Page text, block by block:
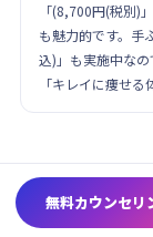
「(8,700円(税別)
も魅力的です。手
込)」も実施中な
「キレイに痩せ
無料カウンセリ